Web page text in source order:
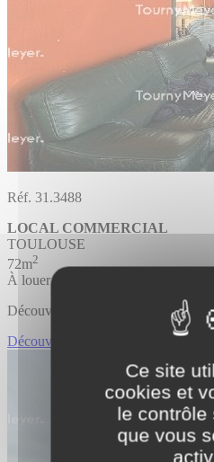
Ce site
cookies et
le contrôle
que vous
Réf. 31.3488
LOCAL COMMERCIAL
TOULOUSE
72m2
À louer
Découvrir l'offre
Découvrir LOCAL COMMERCIAL